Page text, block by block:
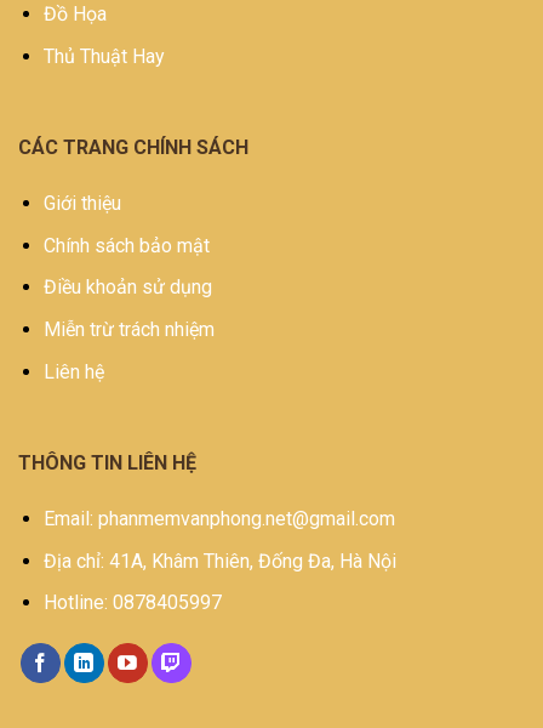
Đồ Họa
Thủ Thuật Hay
CÁC TRANG CHÍNH SÁCH
Giới thiệu
Chính sách bảo mật
Điều khoản sử dụng
Miễn trừ trách nhiệm
Liên hệ
THÔNG TIN LIÊN HỆ
Email: phanmemvanphong.net@gmail.com
Địa chỉ: 41A, Khâm Thiên, Đống Đa, Hà Nội
Hotline: 0878405997